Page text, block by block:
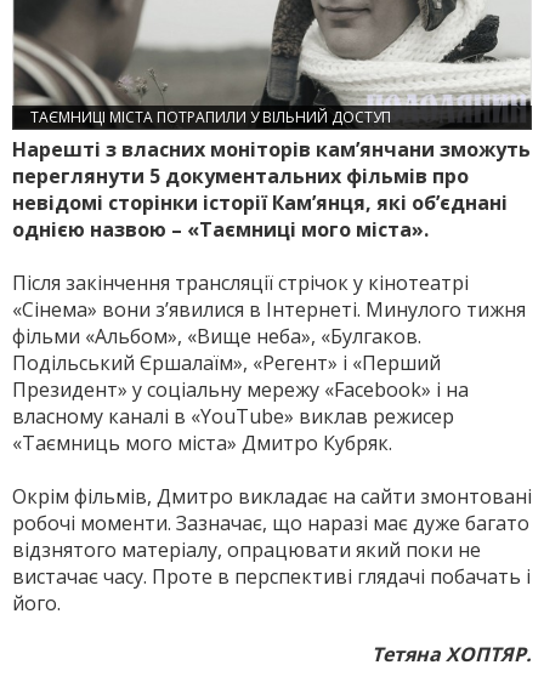
ТАЄМНИЦІ МІСТА ПОТРАПИЛИ У ВІЛЬНИЙ ДОСТУП
Нарешті з власних моніторів кам’янчани зможуть
переглянути 5 документальних фільмів про
невідомі сторінки історії Кам’янця, які об’єднані
однією назвою – «Таємниці мого міста».
Після закінчення трансляції стрічок у кінотеатрі
«Сінема» вони з’явилися в Інтернеті. Минулого тижня
фільми «Альбом», «Вище неба», «Булгаков.
Подільський Єршалаїм», «Регент» і «Перший
Президент» у соціальну мережу «Facebook» і на
власному каналі в «YouTube» виклав режисер
«Таємниць мого міста» Дмитро Кубряк.
Окрім фільмів, Дмитро викладає на сайти змонтовані
робочі моменти. Зазначає, що наразі має дуже багато
відзнятого матеріалу, опрацювати який поки не
вистачає часу. Проте в перспективі глядачі побачать і
його.
Тетяна ХОПТЯР.